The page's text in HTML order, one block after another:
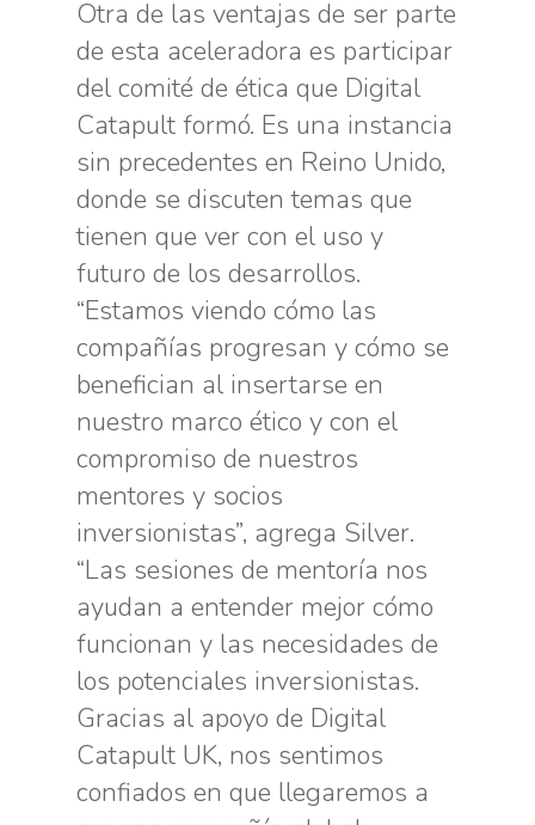
Otra de las ventajas de ser parte
de esta aceleradora es participar
del comité de ética que Digital
Catapult formó. Es una instancia
sin precedentes en Reino Unido,
donde se discuten temas que
tienen que ver con el uso y
futuro de los desarrollos.
“Estamos viendo cómo las
compañías progresan y cómo se
benefician al insertarse en
nuestro marco ético y con el
compromiso de nuestros
mentores y socios
inversionistas”, agrega Silver.
“Las sesiones de mentoría nos
ayudan a entender mejor cómo
funcionan y las necesidades de
los potenciales inversionistas.
Gracias al apoyo de Digital
Catapult UK, nos sentimos
confiados en que llegaremos a